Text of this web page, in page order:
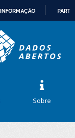
Sobre